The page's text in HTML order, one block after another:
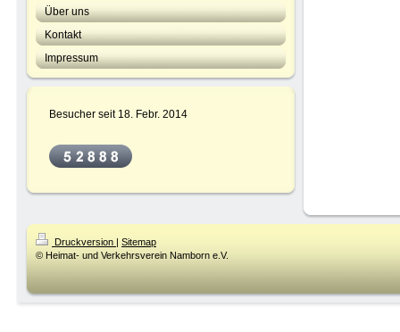
Über uns
Kontakt
Impressum
Besucher seit 18. Febr. 2014
Druckversion | Sitemap
© Heimat- und Verkehrsverein Namborn e.V.